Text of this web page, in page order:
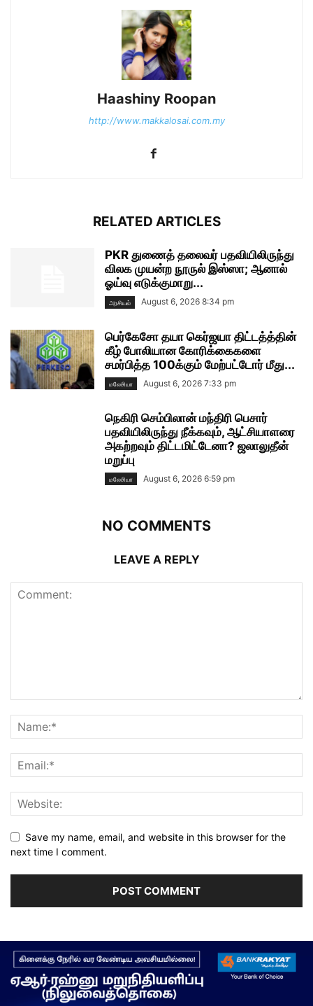
Haashiny Roopan
http://www.makkalosai.com.my
RELATED ARTICLES
PKR துணைத் தலைவர் பதவியிலிருந்து
விலக முயன்ற நூருல் இஸ்ஸா; ஆனால்
ஓய்வு எடுக்குமாறு...
அரசியல் August 6, 2026 8:34 pm
பெர்கேசோ தயா கெர்ஜயா திட்டத்த்தின்
கீழ் போலியான கோரிக்கைகளை
சமர்பித்த 100க்கும் மேற்பட்டோர் மீது...
மலேசியா August 6, 2026 7:33 pm
நெகிரி செம்பிலான் மந்திரி பெசார்
பதவியிலிருந்து நீக்கவும், ஆட்சியாளரை
அகற்றவும் திட்டமிட்டேனா? ஜலாலுதீன்
மறுப்பு
மலேசியா August 6, 2026 6:59 pm
NO COMMENTS
LEAVE A REPLY
Save my name, email, and website in this browser for the
next time I comment.